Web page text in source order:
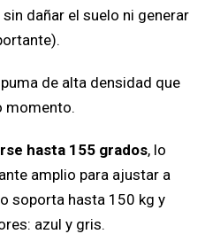
dañar el suelo ni generar
de alta densidad que
momento.
hasta 155 grados, lo
amplio para ajustar a
soporta hasta 150 kg y
azul y gris.